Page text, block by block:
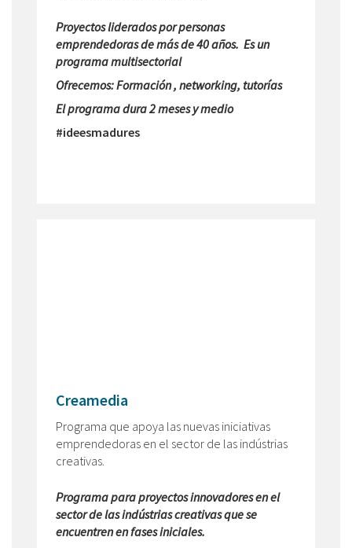
Proyectos liderados por personas
emprendedoras de más de 40 años. Es un
programa multisectorial
Ofrecemos: Formación , networking, tutorías
El programa dura 2 meses y medio
#ideesmadures
Creamedia
Programa que apoya las nuevas iniciativas
emprendedoras en el sector de las indústrias
creativas.
Programa para proyectos innovadores en el
sector de las indústrias creativas que se
encuentren en fases iniciales.